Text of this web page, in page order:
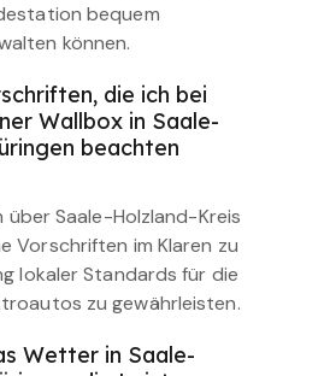
bequem
können.
die ich bei
Wallbox in Saale-
beachten
über Saale-Holzland-Kreis
Vorschriften im Klaren zu
lokaler Standards für die
zu gewährleisten.
Wetter in Saale-